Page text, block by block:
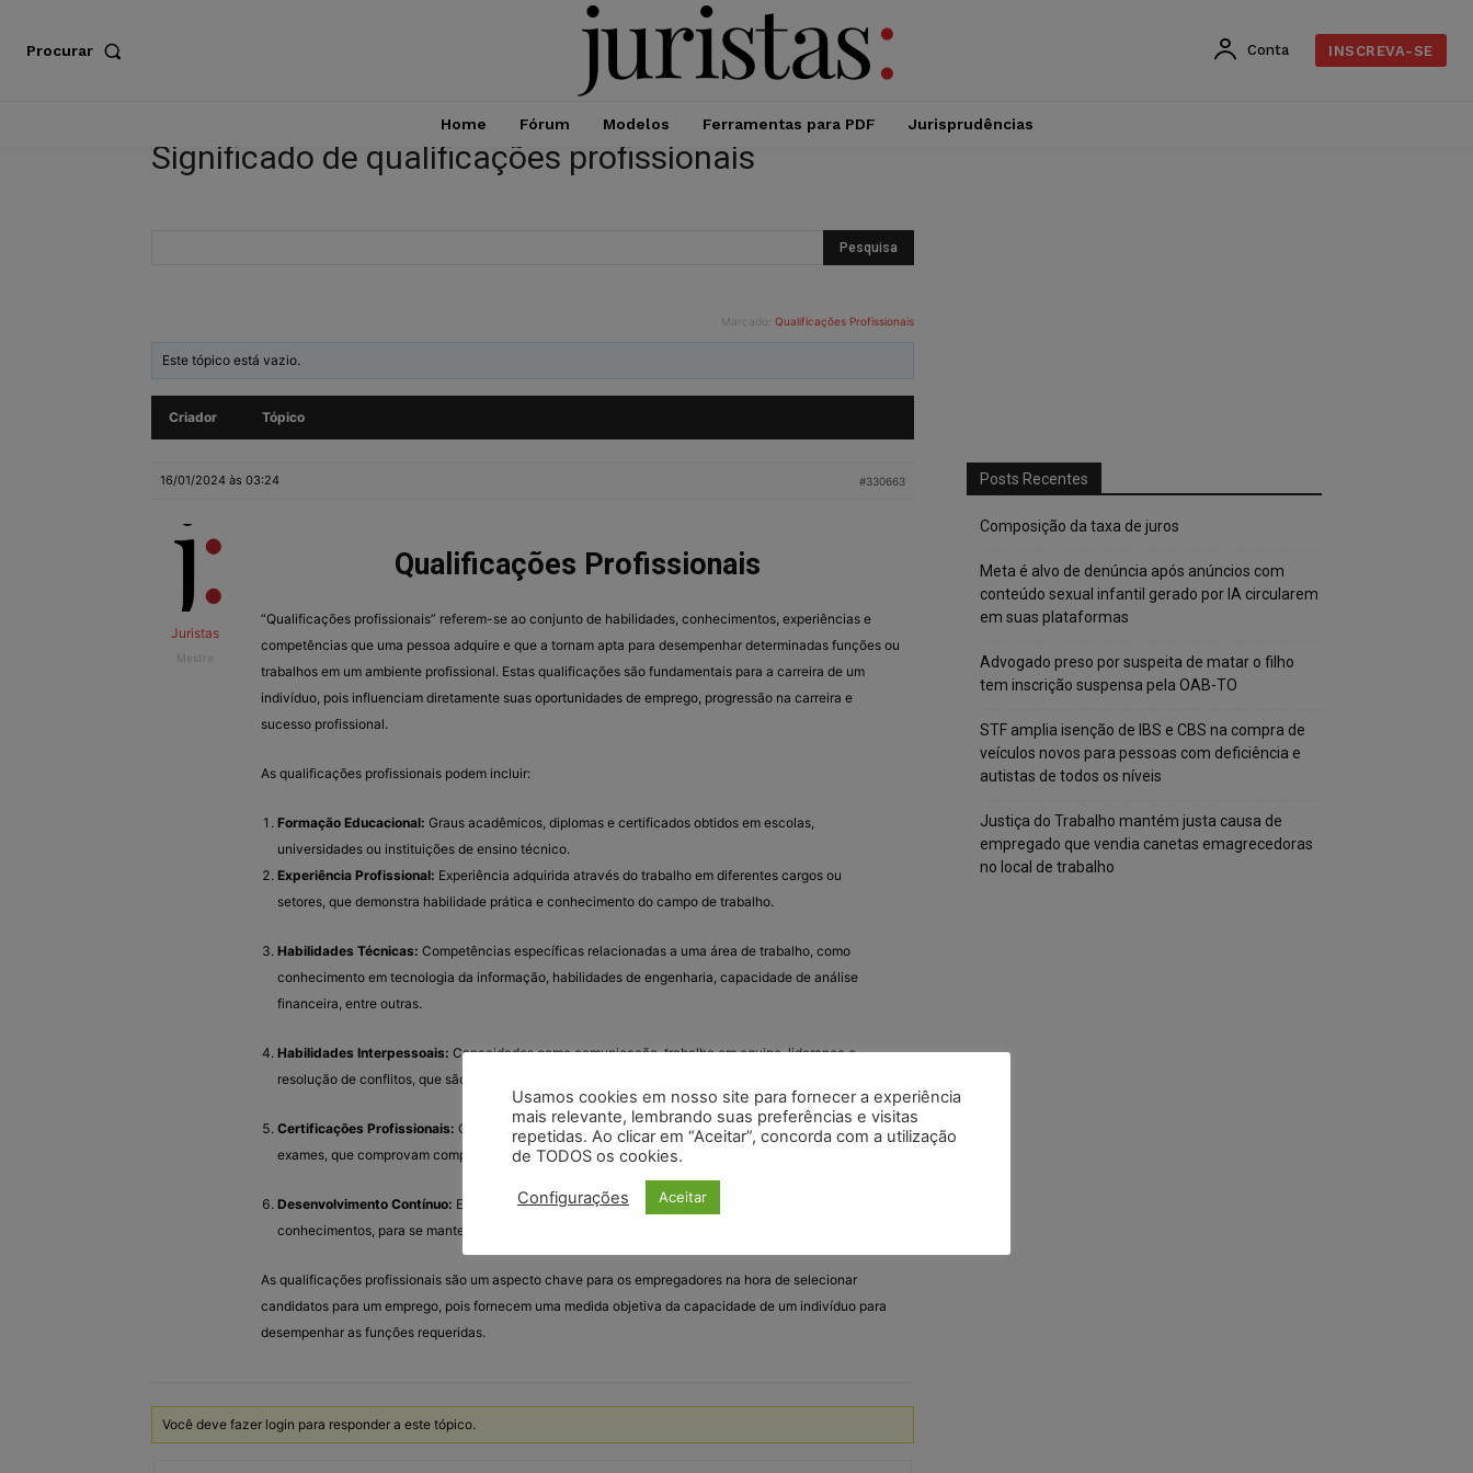
Procurar Conta INSCREVA-SE
Home Fórum Modelos Ferramentas para PDF Jurisprudências
Significado de qualificações profissionais
Marcado: Qualificações Profissionais
Este tópico está vazio.
Criador Tópico
16/01/2024 às 03:24 #330663
Juristas
Mestre
Qualificações Profissionais
“Qualificações profissionais” referem-se ao conjunto de habilidades, conhecimentos, experiências e
competências que uma pessoa adquire e que a tornam apta para desempenhar determinadas funções ou
trabalhos em um ambiente profissional. Estas qualificações são fundamentais para a carreira de um
indivíduo, pois influenciam diretamente suas oportunidades de emprego, progressão na carreira e
sucesso profissional.
As qualificações profissionais podem incluir:
Formação Educacional: Graus acadêmicos, diplomas e certificados obtidos em escolas,
universidades ou instituições de ensino técnico.
Experiência Profissional: Experiência adquirida através do trabalho em diferentes cargos ou
setores, que demonstra habilidade prática e conhecimento do campo de trabalho.
Habilidades Técnicas: Competências específicas relacionadas a uma área de trabalho, como
conhecimento em tecnologia da informação, habilidades de engenharia, capacidade de análise
financeira, entre outras.
Habilidades Interpessoais: Capacidades como comunicação, trabalho em equipe, liderança e
resolução de conflitos, que são essenciais para a maioria dos ambientes de trabalho.
Certificações Profissionais: Certificados obtidos através de cursos de formação profissional ou
exames, que comprovam competências em áreas específicas.
Desenvolvimento Contínuo: Educação continuada e atualização constante das habilidades e
conhecimentos, para se manter relevante em campos de trabalho que estão sempre evoluindo.
As qualificações profissionais são um aspecto chave para os empregadores na hora de selecionar
candidatos para um emprego, pois fornecem uma medida objetiva da capacidade de um indivíduo para
desempenhar as funções requeridas.
Você deve fazer login para responder a este tópico.
Posts Recentes
Composição da taxa de juros
Meta é alvo de denúncia após anúncios com
conteúdo sexual infantil gerado por IA circularem
em suas plataformas
Advogado preso por suspeita de matar o filho
tem inscrição suspensa pela OAB-TO
STF amplia isenção de IBS e CBS na compra de
veículos novos para pessoas com deficiência e
autistas de todos os níveis
Justiça do Trabalho mantém justa causa de
empregado que vendia canetas emagrecedoras
no local de trabalho
Usamos cookies em nosso site para fornecer a experiência
mais relevante, lembrando suas preferências e visitas
repetidas. Ao clicar em “Aceitar”, concorda com a utilização
de TODOS os cookies.
Configurações Aceitar